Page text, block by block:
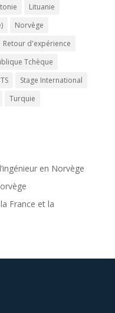
Lituanie
Norvège
Retour d'expérience
Tchèque
Stage International
Turquie
en Norvège
France et la